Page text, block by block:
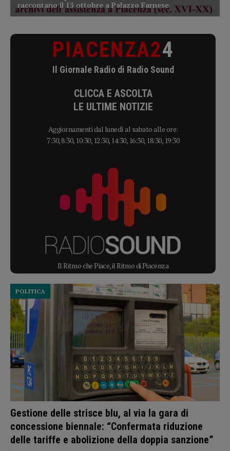
PIACENZA24
Il Giornale Radio di Radio Sound
CLICCA E ASCOLTA
LE ULTIME NOTIZIE
Aggiornamenti dal lunedì al sabato alle ore:
7:30, 8:30, 10:30, 12:30, 14:30, 16:30, 18:30, 19:30
Il Ritmo che Piace, il Ritmo di Piacenza
Gestione delle strisce blu, al via la gara di
concessione biennale: “Confermata riduzione
delle tariffe e abolizione della doppia sanzione”
POLITICA